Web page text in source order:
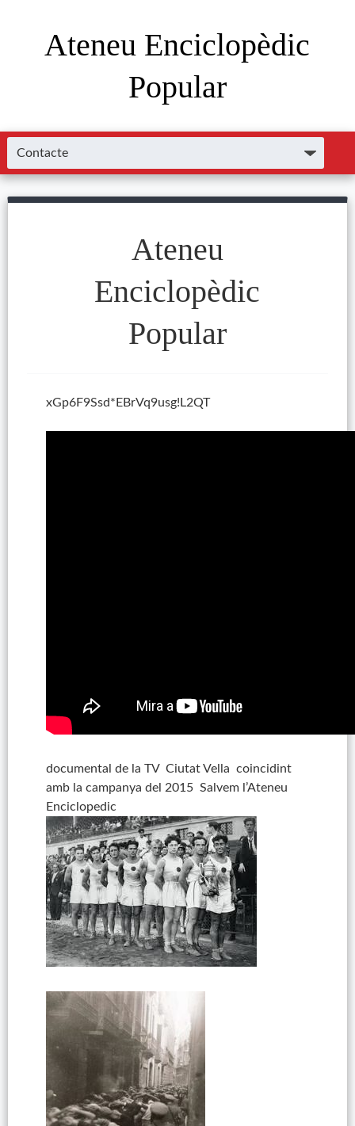
Ateneu Enciclopèdic
Popular
Ateneu
Enciclopèdic
Popular
xGp6F9Ssd*EBrVq9usg!L2QT
documental de la TV Ciutat Vella coincidint
amb la campanya del 2015 Salvem l’Ateneu
Enciclopedic